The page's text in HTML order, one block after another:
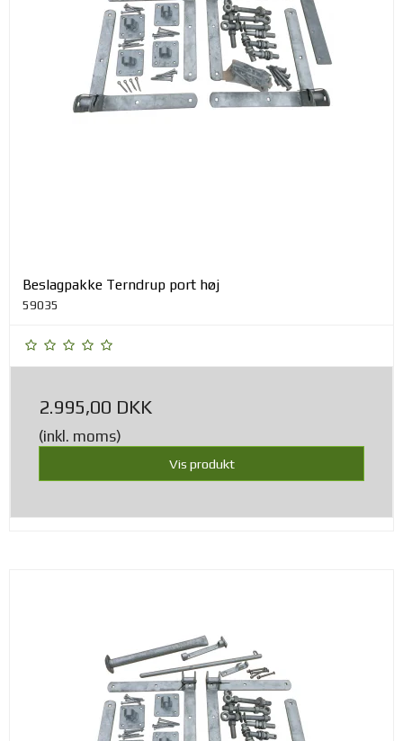
Beslagpakke Terndrup port høj
59035
2.995,00 DKK
(inkl. moms)
Vis produkt